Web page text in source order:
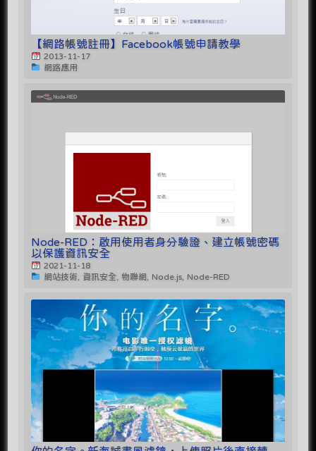
【網路帳號註冊】Facebook帳號申請教學
2013-11-17
網路應用
Node-RED：啟用使用者身分驗證、建立帳號密碼
以保護資訊安全
2021-11-18
網站技術, 資訊安全, 物聯網, Node.js, Node-RED